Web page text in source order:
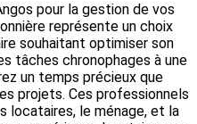
pour la gestion de vos
représente un choix
souhaitant optimiser son
tâches chronophages à une
un temps précieux que
projets. Ces professionnels
locataires, le ménage, et la